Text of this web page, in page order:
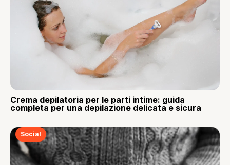
Crema depilatoria per le parti intime: guida
completa per una depilazione delicata e sicura
Social